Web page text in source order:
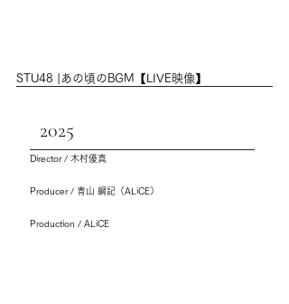
STU48 |あの頃のBGM【LIVE映像】
2025
Director / 木村優真
Producer / 青山 綱記（ALiCE）
Production / ALiCE